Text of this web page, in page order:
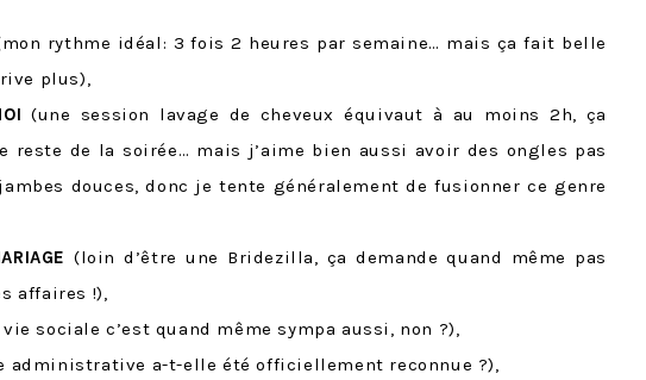
rythme idéal: 3 fois 2 heures par semaine… mais ça fait belle
plus),
(une session lavage de cheveux équivaut à au moins 2h, ça
reste de la soirée… mais j’aime bien aussi avoir des ongles pas
douces, donc je tente généralement de fusionner ce genre
(loin d’être une Bridezilla, ça demande quand même pas
affaires !),
sociale c’est quand même sympa aussi, non ?),
administrative a-t-elle été officiellement reconnue ?),